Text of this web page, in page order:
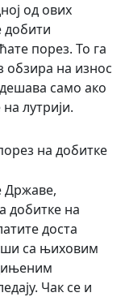
од ових
добити
порез. То га
обзира на износ
само ако
лутрији.
на добитке
Државе,
добитке на
доста
са њиховим
Чак се и